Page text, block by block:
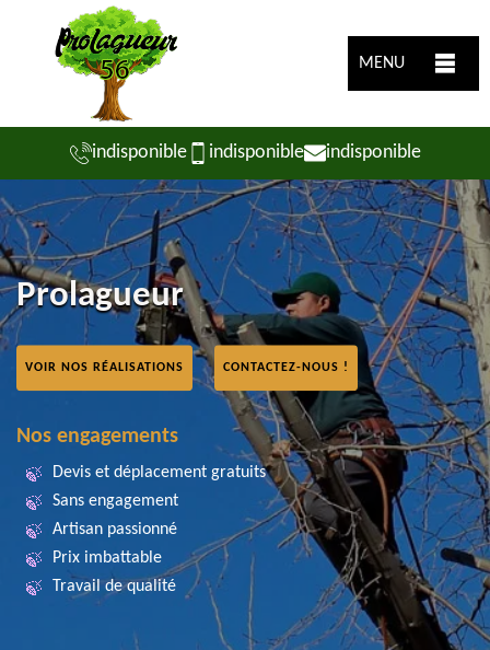
MENU
indisponible indisponible indisponible
Prolagueur
VOIR NOS RÉALISATIONS CONTACTEZ-NOUS !
Nos engagements
Devis et déplacement gratuits
Sans engagement
Artisan passionné
Prix imbattable
Travail de qualité